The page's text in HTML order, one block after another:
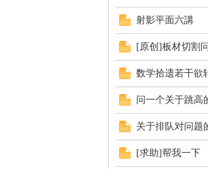
射影平面六講
[原创]板材切割
数学拾遗若干欲
问一个关于跳高
关于排队对问题
[求助]帮我一下